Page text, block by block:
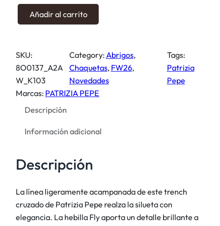
a
r
d
n
h
b
i
l
Añadir al carrito
SKU:
8O0137_A2A
W_K103
Category: Abrigos ,
Chaquetas, FW26 ,
Novedades
Tags:
Patrizia
Pepe
Marcas: PATRIZIA PEPE
Descripción
Información adicional
Descripción
La línea ligeramente acampanada de este trench
cruzado de Patrizia Pepe realza la silueta con
elegancia. La hebilla Fly aporta un detalle brillante a